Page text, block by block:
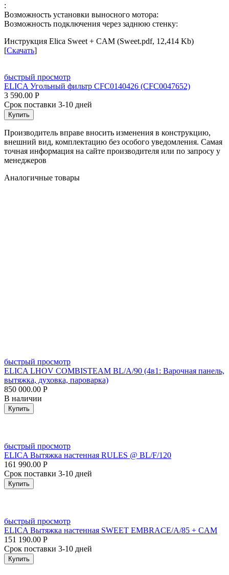
:
Возможность установки выносного мотора:
Возможность подключения через заднюю стенку:
Инструкция Elica Sweet + CAM (Sweet.pdf, 12,414 Kb)
[Скачать]
быстрый просмотр
ELICA Угольный фильтр CFC0140426 (CFC0047652)
3 590.00 Р
Срок поставки 3-10 дней
Купить
Производитель вправе вносить изменения в конструкцию,
внешний вид, комплектацию без особого уведомления. Самая
точная информация на сайте производителя или по запросу у
менеджеров
Аналогичные товары
быстрый просмотр
ELICA LHOV COMBISTEAM BL/A/90 (4в1: Варочная панель,
вытяжка, духовка, пароварка)
850 000.00 Р
В наличии
Купить
быстрый просмотр
ELICA Вытяжка настенная RULES @ BL/F/120
161 990.00 Р
Срок поставки 3-10 дней
Купить
быстрый просмотр
ELICA Вытяжка настенная SWEET EMBRACE/A/85 + CAM
151 190.00 Р
Срок поставки 3-10 дней
Купить